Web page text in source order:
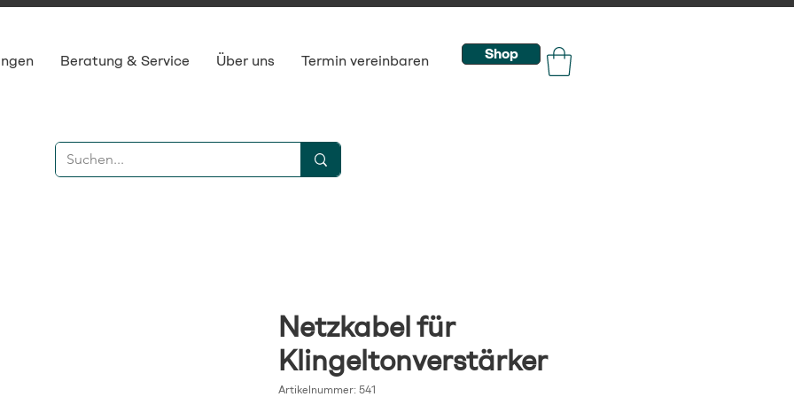
Beratung & Service Über uns Termin vereinbaren Shop
Netzkabel für
Klingeltonverstärker
Artikelnummer: 541